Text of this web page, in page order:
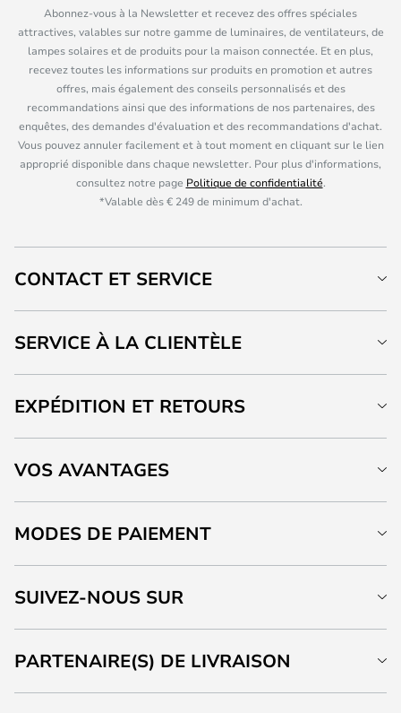
Abonnez-vous à la Newsletter et recevez des offres spéciales
attractives, valables sur notre gamme de luminaires, de ventilateurs, de
lampes solaires et de produits pour la maison connectée. Et en plus,
recevez toutes les informations sur produits en promotion et autres
offres, mais également des conseils personnalisés et des
recommandations ainsi que des informations de nos partenaires, des
enquêtes, des demandes d'évaluation et des recommandations d'achat.
Vous pouvez annuler facilement et à tout moment en cliquant sur le lien
approprié disponible dans chaque newsletter. Pour plus d'informations,
consultez notre page Politique de confidentialité.
*Valable dès € 249 de minimum d'achat.
CONTACT ET SERVICE
SERVICE À LA CLIENTÈLE
EXPÉDITION ET RETOURS
VOS AVANTAGES
MODES DE PAIEMENT
SUIVEZ-NOUS SUR
PARTENAIRE(S) DE LIVRAISON